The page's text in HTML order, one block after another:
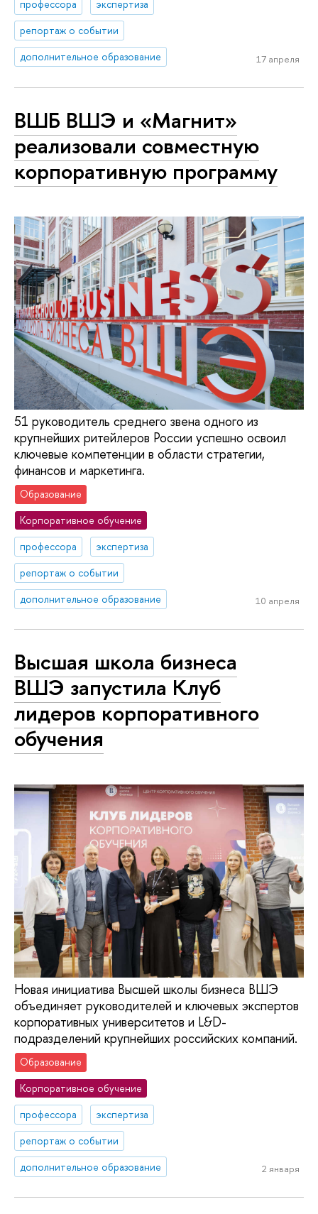
профессора
экспертиза
репортаж о событии
дополнительное образование
17 апреля
ВШБ ВШЭ и «Магнит»
реализовали совместную
корпоративную программу
51 руководитель среднего звена одного из
крупнейших ритейлеров России успешно освоил
ключевые компетенции в области стратегии,
финансов и маркетинга.
Образование
Корпоративное обучение
профессора
экспертиза
репортаж о событии
дополнительное образование
10 апреля
Высшая школа бизнеса
ВШЭ запустила Клуб
лидеров корпоративного
обучения
Новая инициатива Высшей школы бизнеса ВШЭ
объединяет руководителей и ключевых экспертов
корпоративных университетов и L&D-
подразделений крупнейших российских компаний.
Образование
Корпоративное обучение
профессора
экспертиза
репортаж о событии
дополнительное образование
2 января